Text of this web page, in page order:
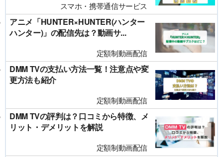
スマホ・携帯通信サービス
アニメ「HUNTER×HUNTER(ハンター
ハンター)」の配信先は？動画サ...
定額制動画配信
DMM TVの支払い方法一覧！注意点や変
更方法も紹介
定額制動画配信
DMM TVの評判は？口コミから特徴、メ
リット・デメリットを解説
定額制動画配信